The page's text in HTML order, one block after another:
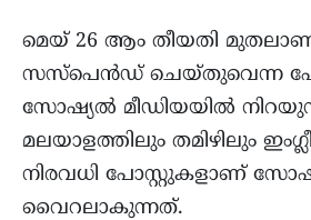
മെയ് 26 ആം തീയതി
സസ്പെൻഡ് ചെയ്തുവെന്ന
സോഷ്യൽ മീഡിയയിൽ
മലയാളത്തിലും തമിഴിലും
നിരവധി പോസ്റ്റുകളാണ്
വൈറലാകുന്നത്.